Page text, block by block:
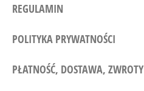
REGULAMIN
POLITYKA PRYWATNOŚCI
PŁATNOŚĆ, DOSTAWA, ZWROTY